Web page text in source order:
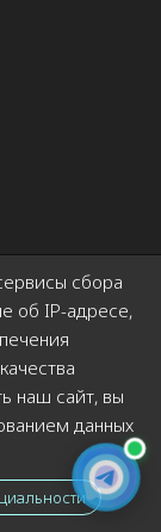
сбора
об IP-адресе,
наш сайт, вы
данных